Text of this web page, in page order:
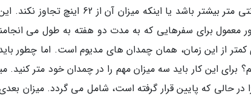
معمول برای سفرهایی که به مدت دو هفته به طول می
از این زمان، همان چمدان های مدیوم است. اما چطور
برای این کار باید سه میزان مهم را در چمدان خود متر کنید.
حالی که پایین قرار گرفته است، شامل می گردد. میزان